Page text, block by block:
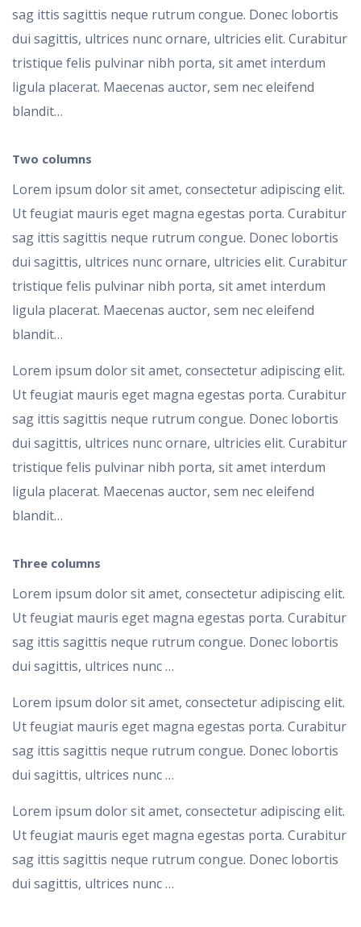
sag ittis sagittis neque rutrum congue. Donec lobortis
dui sagittis, ultrices nunc ornare, ultricies elit. Curabitur
tristique felis pulvinar nibh porta, sit amet interdum
ligula placerat. Maecenas auctor, sem nec eleifend
blandit…
Two columns
Lorem ipsum dolor sit amet, consectetur adipiscing elit.
Ut feugiat mauris eget magna egestas porta. Curabitur
sag ittis sagittis neque rutrum congue. Donec lobortis
dui sagittis, ultrices nunc ornare, ultricies elit. Curabitur
tristique felis pulvinar nibh porta, sit amet interdum
ligula placerat. Maecenas auctor, sem nec eleifend
blandit…
Lorem ipsum dolor sit amet, consectetur adipiscing elit.
Ut feugiat mauris eget magna egestas porta. Curabitur
sag ittis sagittis neque rutrum congue. Donec lobortis
dui sagittis, ultrices nunc ornare, ultricies elit. Curabitur
tristique felis pulvinar nibh porta, sit amet interdum
ligula placerat. Maecenas auctor, sem nec eleifend
blandit…
Three columns
Lorem ipsum dolor sit amet, consectetur adipiscing elit.
Ut feugiat mauris eget magna egestas porta. Curabitur
sag ittis sagittis neque rutrum congue. Donec lobortis
dui sagittis, ultrices nunc …
Lorem ipsum dolor sit amet, consectetur adipiscing elit.
Ut feugiat mauris eget magna egestas porta. Curabitur
sag ittis sagittis neque rutrum congue. Donec lobortis
dui sagittis, ultrices nunc …
Lorem ipsum dolor sit amet, consectetur adipiscing elit.
Ut feugiat mauris eget magna egestas porta. Curabitur
sag ittis sagittis neque rutrum congue. Donec lobortis
dui sagittis, ultrices nunc …